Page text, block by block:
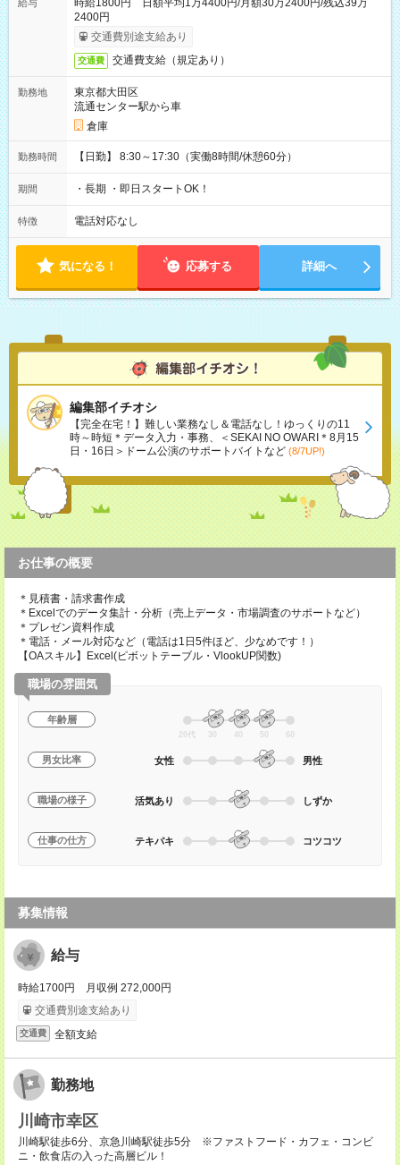
給与
時給1800円 日額平均1万4400円/月額30万2400円/残込39万
2400円
交通費別途支給あり
交通費 交通費支給（規定あり）
勤務地
東京都大田区
流通センター駅から車
倉庫
勤務時間 【日勤】 8:30～17:30（実働8時間/休憩60分）
期間 ・長期 ・即日スタートOK！
特徴 電話対応なし
気になる！ 応募する 詳細へ
編集部イチオシ
【完全在宅！】難しい業務なし＆電話なし！ゆっくりの11
時～時短＊データ入力・事務、＜SEKAI NO OWARI＊8月15
日・16日＞ドーム公演のサポートバイトなど (8/7UP!)
お仕事の概要
＊見積書・請求書作成
＊Excelでのデータ集計・分析（売上データ・市場調査のサポートなど）
＊プレゼン資料作成
＊電話・メール対応など（電話は1日5件ほど、少なめです！）
【OAスキル】Excel(ピボットテーブル・VlookUP関数)
職場の雰囲気
年齢層
20代 30 40 50 60
男女比率 女性 男性
職場の様子 活気あり しずか
仕事の仕方 テキパキ コツコツ
募集情報
給与
時給1700円 月収例 272,000円
交通費別途支給あり
交通費 全額支給
勤務地
川崎市幸区
川崎駅徒歩6分、京急川崎駅徒歩5分 ※ファストフード・カフェ・コンビ
ニ・飲食店の入った高層ビル！